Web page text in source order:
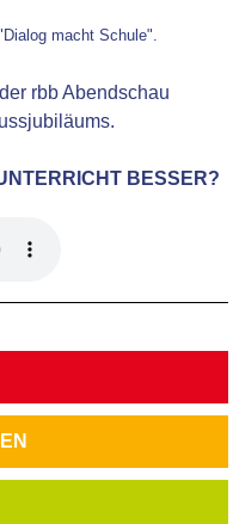
macht Schule".
rbb Abendschau
BESSER?